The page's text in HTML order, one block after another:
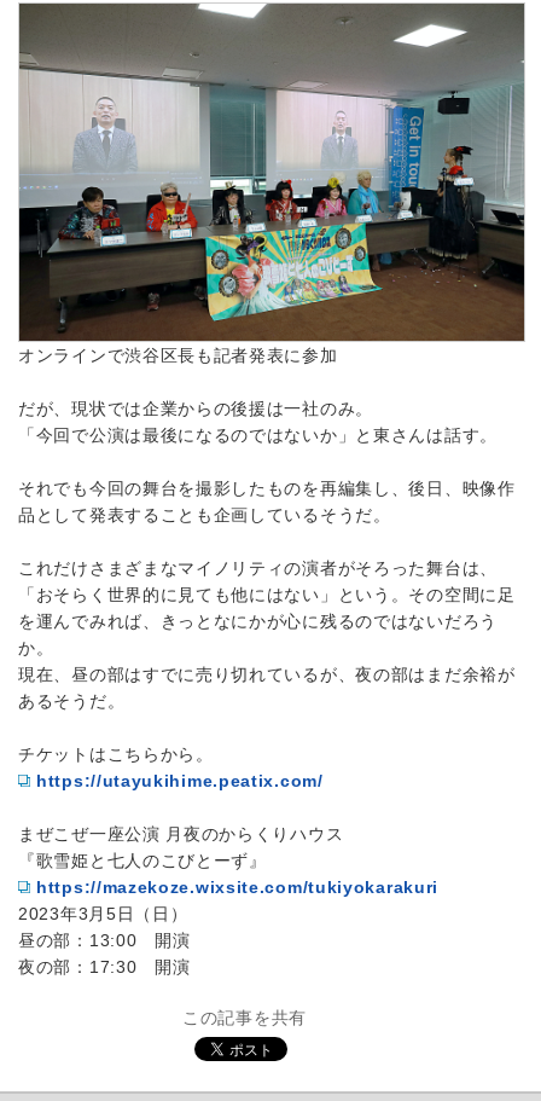
オンラインで渋谷区長も記者発表に参加
だが、現状では企業からの後援は一社のみ。
「今回で公演は最後になるのではないか」と東さんは話す。
それでも今回の舞台を撮影したものを再編集し、後日、映像作
品として発表することも企画しているそうだ。
これだけさまざまなマイノリティの演者がそろった舞台は、
「おそらく世界的に見ても他にはない」という。その空間に足
を運んでみれば、きっとなにかが心に残るのではないだろう
か。
現在、昼の部はすでに売り切れているが、夜の部はまだ余裕が
あるそうだ。
チケットはこちらから。
https://utayukihime.peatix.com/
まぜこぜ一座公演 月夜のからくりハウス
『歌雪姫と七人のこびとーず』
https://mazekoze.wixsite.com/tukiyokarakuri
2023年3月5日（日）
昼の部：13:00 開演
夜の部：17:30 開演
この記事を共有